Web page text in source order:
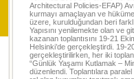
Architectural Policies-EFAP)
kurmayı amaçlayan ve
üzere, kurulduğundan beri
Yapısını yenilemekte olan ve
kazanan toplantısını 19-21
Helsinki’de gerçekleştirdi. 19-
gerçekleştirilirken, her iki
“Günlük Yaşamı Kutlamak –
düzenlendi. Toplantılara